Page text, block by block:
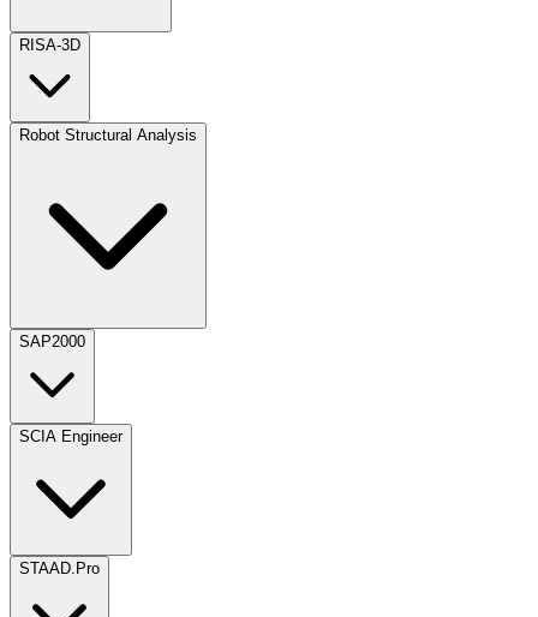
RISA-3D
Robot Structural Analysis
SAP2000
SCIA Engineer
STAAD.Pro